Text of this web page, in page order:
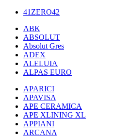
41ZERO42
ABK
ABSOLUT
Absolut Gres
ADEX
ALELUIA
ALPAS EURO
APARICI
APAVISA
APE CERAMICA
APE XLINING XL
APPIANI
ARCANA